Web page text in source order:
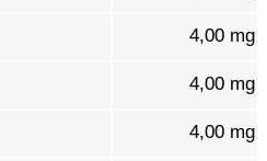
4,00 mg
4,00 mg
4,00 mg